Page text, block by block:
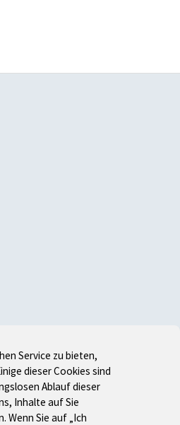
Service zu bieten,
dieser Cookies sind
Ablauf dieser
Inhalte auf Sie
Wenn Sie auf „Ich